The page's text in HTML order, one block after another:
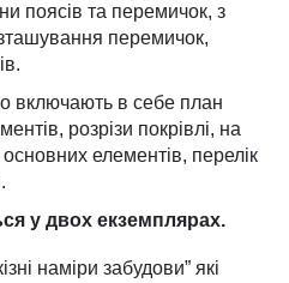
поясів та перемичок, з
перемичок,
включають в себе план
розрізи покрівлі, на
елементів, перелік
у двох екземплярах.
наміри забудови” які